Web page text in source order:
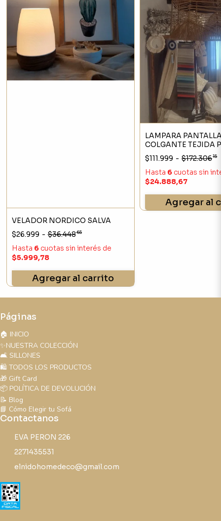
VELADOR NORDICO SALVA
$26.999 - $36.44865
Hasta 6cuotas sin interés de
$5.999,78
Agregar al carrito
LAMPARA
COLGANTE TEJIDA PICO
40X40CM
$111.999 - $172.30615
Hasta 6 cuotas sin
$24.888,67
Agregar al
Páginas
🏠 INICIO
✨NUESTRA COLECCIÓN
🛋️ SILLONES
🛍️ TODOS LOS PRODUCTOS
🎁 Gift Card
📦 POLÍTICA DE DEVOLUCIÓN
📝 Blog
📘 Cómo Elegir tu Sofá
Contactanos
EVA PERON 226
2271435531
elnidohomedeco@gmail.com